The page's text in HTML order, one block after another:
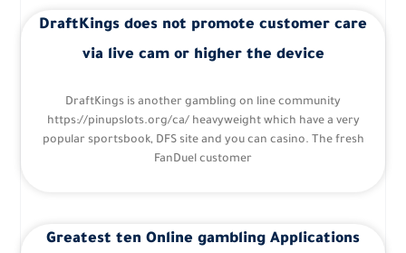
DraftKings does not promote customer care
via live cam or higher the device
DraftKings is another gambling on line community
https://pinupslots.org/ca/ heavyweight which have a very
popular sportsbook, DFS site and you can casino. The fresh
FanDuel customer
Greatest ten Online gambling Applications